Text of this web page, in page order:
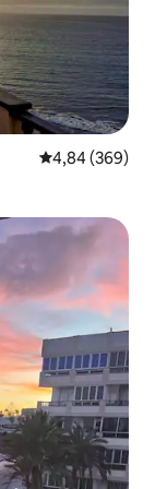
Gemiddelde
4,84 (369)